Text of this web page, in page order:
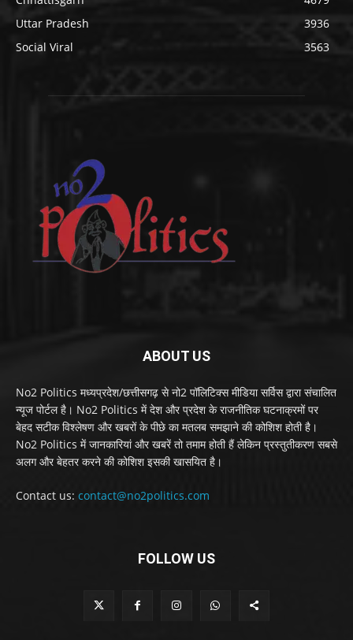
Uttar Pradesh
3936
Social Viral
3563
ABOUT US
No2 Politics मध्यप्रदेश/छत्तीसगढ़ से नो2 पॉलिटिक्स मीडिया सर्विस द्वारा संचालित
न्यूज पोर्टल है। No2 Politics में देश और प्रदेश के राजनीतिक घटनाक्रमों पर
बेहद सटीक विश्लेषण और खबरों के पीछे का मतलब समझाने की कोशिश होती है।
No2 Politics में जानकारियां और खबरें तो तमाम होती हैं लेकिन प्रस्तुतीकरण सबसे
अलग और बेहतर करने की कोशिश इसकी खासयित है।
Contact us: contact@no2politics.com
FOLLOW US